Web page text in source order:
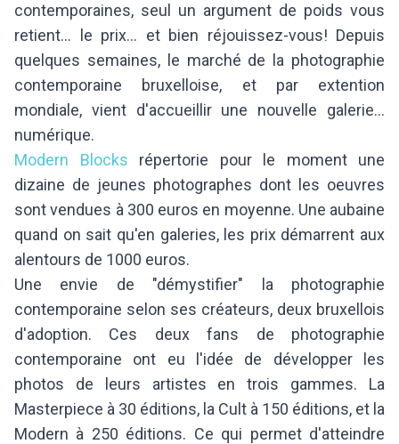
contemporaines, seul un argument de poids vous
retient... le prix... et bien réjouissez-vous! Depuis
quelques semaines, le marché de la photographie
contemporaine bruxelloise, et par extention
mondiale, vient d'accueillir une nouvelle galerie...
numérique.
Modern Blocks répertorie pour le moment une
dizaine de jeunes photographes dont les oeuvres
sont vendues à 300 euros en moyenne. Une aubaine
quand on sait qu'en galeries, les prix démarrent aux
alentours de 1000 euros.
Une envie de "démystifier" la photographie
contemporaine selon ses créateurs, deux bruxellois
d'adoption. Ces deux fans de photographie
contemporaine ont eu l'idée de développer les
photos de leurs artistes en trois gammes. La
Masterpiece à 30 éditions, la Cult à 150 éditions, et la
Modern à 250 éditions. Ce qui permet d'atteindre